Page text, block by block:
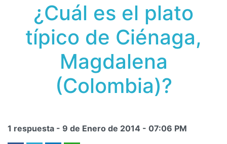
¿Cuál es el plato
típico de Ciénaga,
Magdalena
(Colombia)?
1 respuesta - 9 de Enero de 2014 - 07:06 PM